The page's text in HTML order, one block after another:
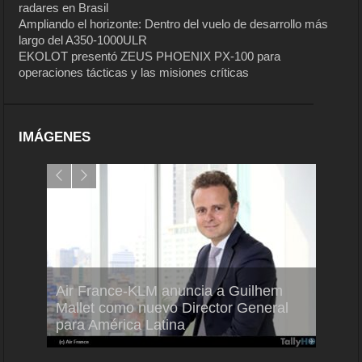
radares en Brasil
Ampliando el horizonte: Dentro del vuelo de desarrollo más
largo del A350-1000ULR
EKOLOT presentó ZEUS PHOENIX PX-100 para
operaciones tácticas y las misiones críticas
IMÁGENES
Air France-KLM anuncia a Guilhem
Mallet como nuevo Director General
para América Latina